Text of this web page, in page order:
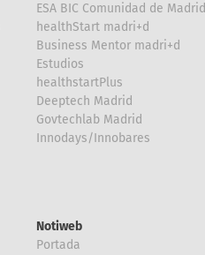
ESA BIC Comunidad de Madrid
healthStart madri+d
Business Mentor madri+d
Estudios
healthstartPlus
Deeptech Madrid
Govtechlab Madrid
Innodays/Innobares
Notiweb
Portada